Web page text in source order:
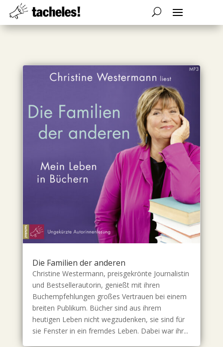
Die Familien der anderen
Christine Westermann, preisgekrönte Journalistin
und Bestsellerautorin, genießt mit ihren
Buchempfehlungen großes Vertrauen bei einem
breiten Publikum. Bücher sind aus ihrem
heutigen Leben nicht wegzudenken, sie sind für
sie Fenster in ein fremdes Leben. Dabei war ihr...